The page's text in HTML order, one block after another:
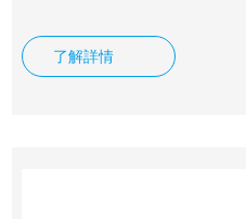
溫、設備保溫隊、不銹鋼罐體保溫
設備保溫隊、彩鋼板罐體保溫隊
了解詳情